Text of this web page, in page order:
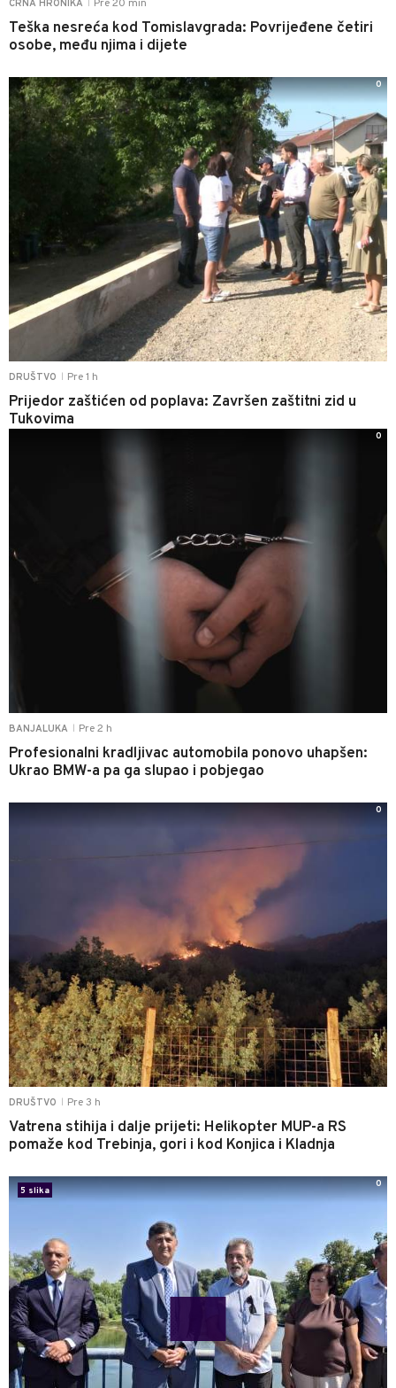
CRNA HRONIKA Pre 20 min
Teška nesreća kod Tomislavgrada: Povrijeđene četiri
osobe, među njima i dijete
DRUŠTVO Pre 1 h
Prijedor zaštićen od poplava: Završen zaštitni zid u
Tukovima
0
BANJALUKA Pre 2 h
Profesionalni kradljivac automobila ponovo uhapšen:
Ukrao BMW-a pa ga slupao i pobjegao
0
DRUŠTVO Pre 3 h
Vatrena stihija i dalje prijeti: Helikopter MUP-a RS
pomaže kod Trebinja, gori i kod Konjica i Kladnja
0
5 slika
0